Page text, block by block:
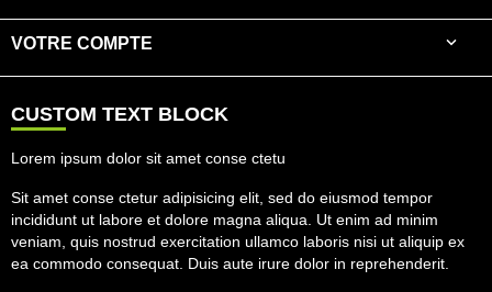
VOTRE COMPTE 
CUSTOM TEXT BLOCK
Lorem ipsum dolor sit amet conse ctetu
Sit amet conse ctetur adipisicing elit, sed do eiusmod tempor
incididunt ut labore et dolore magna aliqua. Ut enim ad minim
veniam, quis nostrud exercitation ullamco laboris nisi ut aliquip ex
ea commodo consequat. Duis aute irure dolor in reprehenderit.